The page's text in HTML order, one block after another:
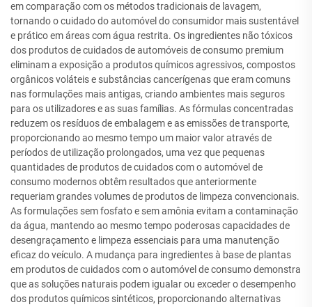
em comparação com os métodos tradicionais de lavagem,
tornando o cuidado do automóvel do consumidor mais sustentável
e prático em áreas com água restrita. Os ingredientes não tóxicos
dos produtos de cuidados de automóveis de consumo premium
eliminam a exposição a produtos químicos agressivos, compostos
orgânicos voláteis e substâncias cancerígenas que eram comuns
nas formulações mais antigas, criando ambientes mais seguros
para os utilizadores e as suas famílias. As fórmulas concentradas
reduzem os resíduos de embalagem e as emissões de transporte,
proporcionando ao mesmo tempo um maior valor através de
períodos de utilização prolongados, uma vez que pequenas
quantidades de produtos de cuidados com o automóvel de
consumo modernos obtêm resultados que anteriormente
requeriam grandes volumes de produtos de limpeza convencionais.
As formulações sem fosfato e sem amônia evitam a contaminação
da água, mantendo ao mesmo tempo poderosas capacidades de
desengraçamento e limpeza essenciais para uma manutenção
eficaz do veículo. A mudança para ingredientes à base de plantas
em produtos de cuidados com o automóvel de consumo demonstra
que as soluções naturais podem igualar ou exceder o desempenho
dos produtos químicos sintéticos, proporcionando alternativas